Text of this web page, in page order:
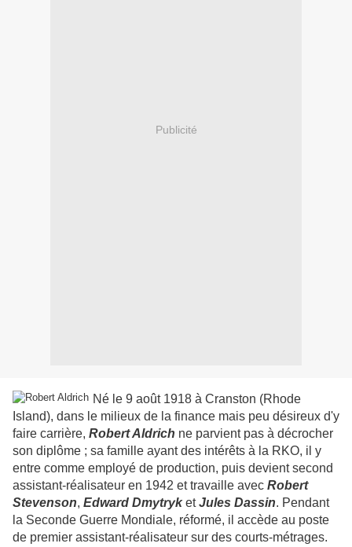
Publicité
Né le 9 août 1918 à Cranston (Rhode
Island), dans le milieux de la finance mais peu désireux d'y
faire carrière, Robert Aldrich ne parvient pas à décrocher
son diplôme ; sa famille ayant des intérêts à la RKO, il y
entre comme employé de production, puis devient second
assistant-réalisateur en 1942 et travaille avec Robert
Stevenson, Edward Dmytryk etJules Dassin. Pendant
la Seconde Guerre Mondiale, réformé, il accède au poste
de premier assistant-réalisateur sur des courts-métrages.